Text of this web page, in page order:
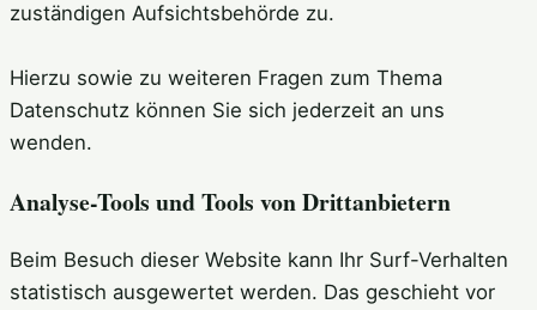
zuständigen Aufsichtsbehörde zu.
Hierzu sowie zu weiteren Fragen zum Thema
Datenschutz können Sie sich jederzeit an uns
wenden.
Analyse-Tools und Tools von Dritt­anbietern
Beim Besuch dieser Website kann Ihr Surf-Verhalten
statistisch ausgewertet werden. Das geschieht vor